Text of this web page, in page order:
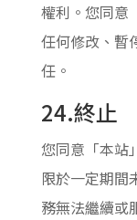
權利。您同意
任何修改、暫
任。
24.終止
您同意「本站
限於一定期間
務無法繼續或